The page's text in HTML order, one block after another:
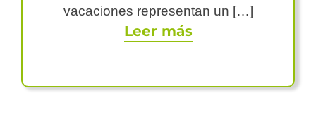
vacaciones representan un […]
Leer más